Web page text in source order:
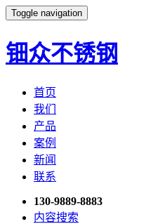
Toggle navigation
钿众不锈钢
首页
我们
产品
案例
新闻
联系
130-9889-8883
内容搜索